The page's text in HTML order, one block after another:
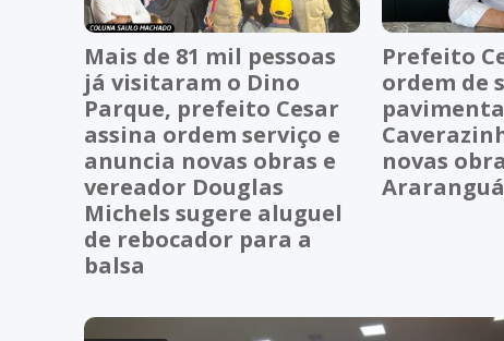
Mais de 81 mil pessoas
já visitaram o Dino
Parque, prefeito Cesar
assina ordem serviço e
anuncia novas obras e
vereador Douglas
Michels sugere aluguel
de rebocador para a
balsa
Prefeito
ordem de
novas
Araranguá